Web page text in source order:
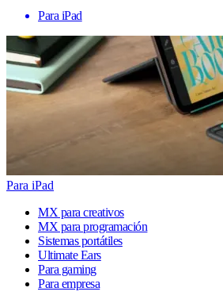
Para iPad
Para iPad
MX para creativos
MX para programación
Sistemas portátiles
Ultimate Ears
Para gaming
Para empresa